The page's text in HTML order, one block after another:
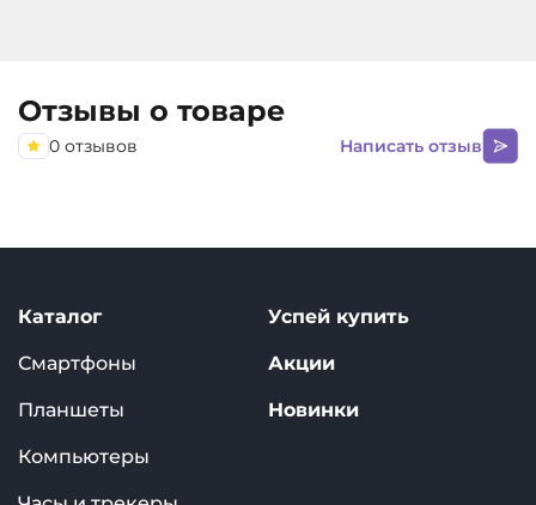
Отзывы о товаре
0 отзывов Написать отзыв
Каталог
Смартфоны
Планшеты
Компьютеры
Успей купить
Акции
Новинки